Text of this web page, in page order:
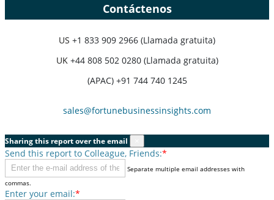
Contáctenos
US +1 833 909 2966 (Llamada gratuita)
UK +44 808 502 0280 (Llamada gratuita)
(APAC) +91 744 740 1245
sales@fortunebusinessinsights.com
Sharing this report over the email
Send this report to Colleague, Friends:*
Separate multiple email addresses with
commas.
Enter your email:*